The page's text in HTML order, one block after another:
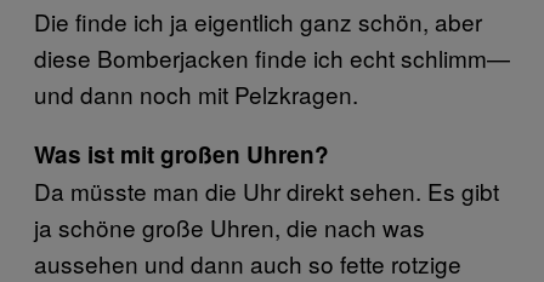
Die finde ich ja eigentlich ganz schön, aber
diese Bomberjacken finde ich echt schlimm—
und dann noch mit Pelzkragen.
Was ist mit großen Uhren?
Da müsste man die Uhr direkt sehen. Es gibt
ja schöne große Uhren, die nach was
aussehen und dann auch so fette rotzige